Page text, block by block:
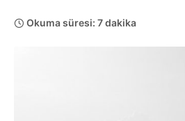
Okuma süresi: 7 dakika